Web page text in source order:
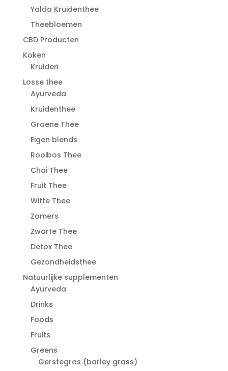
Yalda Kruidenthee
Theebloemen
CBD Producten
Koken
Kruiden
Losse thee
Ayurveda
Kruidenthee
Groene Thee
Eigen blends
Rooibos Thee
Chai Thee
Fruit Thee
Witte Thee
Zomers
Zwarte Thee
Detox Thee
Gezondheidsthee
Natuurlijke supplementen
Ayurveda
Drinks
Foods
Fruits
Greens
Gerstegras (barley grass)